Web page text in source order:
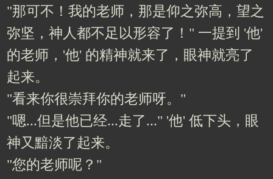
"那可不！我的老师，那是仰之弥高，望之
弥坚，神人都不足以形容了！" 一提到 '他'
的老师，'他' 的精神就来了，眼神就亮了
起来。
"看来你很崇拜你的老师呀。"
"嗯...但是他已经...走了..." '他' 低下头，眼
神又黯淡了起来。
"您的老师呢？"